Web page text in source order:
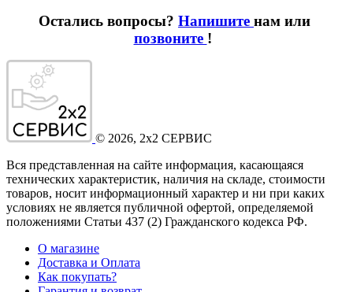
Остались вопросы? Напишите нам или
позвоните !
© 2026, 2x2 СЕРВИС
Вся представленная на сайте информация, касающаяся
технических характеристик, наличия на складе, стоимости
товаров, носит информационный характер и ни при каких
условиях не является публичной офертой, определяемой
положениями Статьи 437 (2) Гражданского кодекса РФ.
О магазине
Доставка и Оплата
Как покупать?